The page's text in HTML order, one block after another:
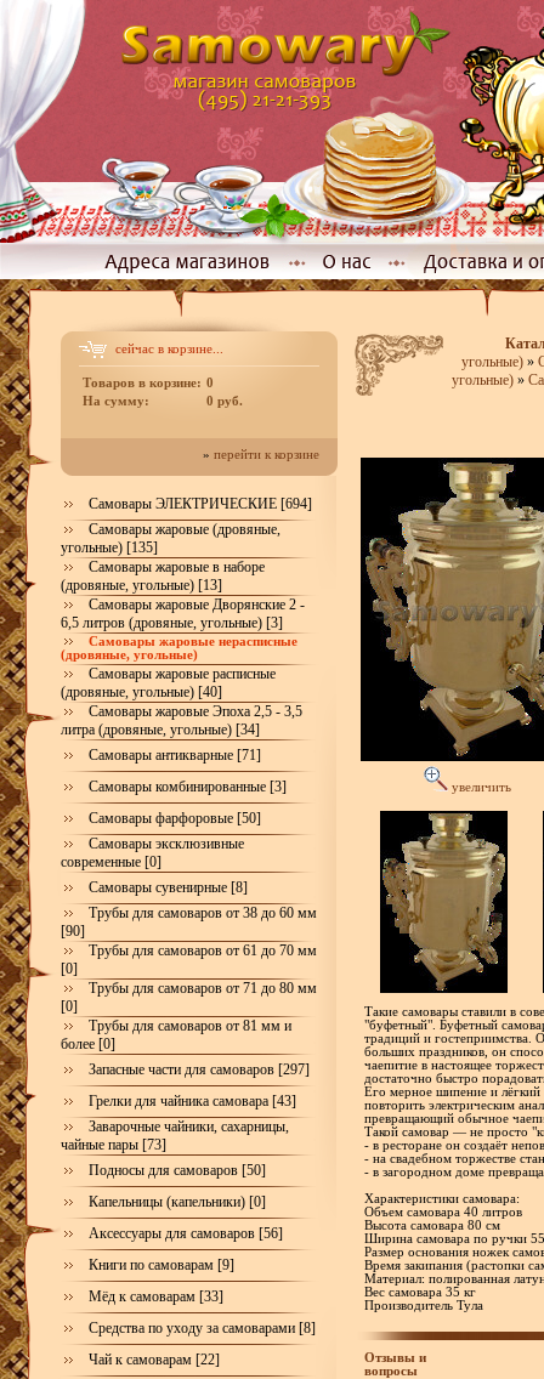
сейчас в корзине...
Товаров в корзине: 0
На сумму:
0 руб.
» перейти к корзине
Самовары ЭЛЕКТРИЧЕСКИЕ [694]
Самовары жаровые (дровяные,
угольные) [135]
Самовары жаровые в наборе
(дровяные, угольные) [13]
Самовары жаровые Дворянские 2 -
6,5 литров (дровяные, угольные) [3]
Самовары жаровые нерасписные
(дровяные, угольные)
Самовары жаровые расписные
(дровяные, угольные) [40]
Самовары жаровые Эпоха 2,5 - 3,5
литра (дровяные, угольные) [34]
Самовары антикварные [71]
Самовары комбинированные [3]
Самовары фарфоровые [50]
Самовары эксклюзивные
современные [0]
Самовары сувенирные [8]
Трубы для самоваров от 38 до 60 мм
[90]
Трубы для самоваров от 61 до 70 мм
[0]
Трубы для самоваров от 71 до 80 мм
[0]
Трубы для самоваров от 81 мм и
более [0]
Запасные части для самоваров [297]
Грелки для чайника самовара [43]
Заварочные чайники, сахарницы,
чайные пары [73]
Подносы для самоваров [50]
Капельницы (капельники) [0]
Аксессуары для самоваров [56]
Книги по самоварам [9]
Мёд к самоварам [33]
Средства по уходу за самоварами [8]
Чай к самоварам [22]
угольные) »
угольные) »
увеличить
Такие самовары ставили в
"буфетный". Буфетный
традиций и гостеприимства.
больших праздников, он
чаепитие в настоящее
достаточно быстро
Его мерное шипение и
повторить электрическим
превращающий обычное
Такой самовар — не просто
- в ресторане он создаёт
- на свадебном торжестве
- в загородном доме
Характеристики самовара:
Объем самовара 40 литров
Высота самовара 80 см
Ширина самовара по ручки
Размер основания ножек
Время закипания (растопки
Материал: полированная
Вес самовара 35 кг
Производитель Тула
Отзывы и
вопросы